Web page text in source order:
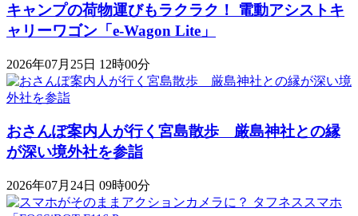
キャンプの荷物運びもラクラク！ 電動アシストキ
ャリーワゴン「​​e-Wagon Lite」
2026年07月25日 12時00分
おさんぽ案内人が行く宮島散歩 厳島神社との縁
が深い境外社を参詣
2026年07月24日 09時00分